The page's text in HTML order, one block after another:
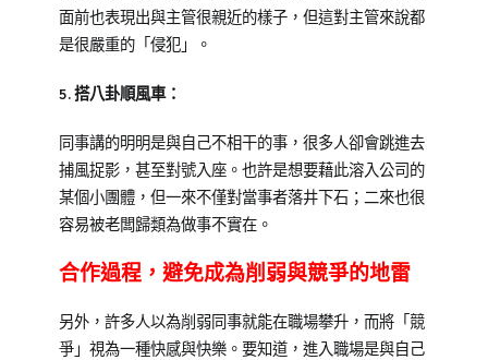
面前也表現出與主管很親近的樣子，但這對主管來說都
是很嚴重的「侵犯」。
5.搭八卦順風車：
同事講的明明是與自己不相干的事，很多人卻會跳進去
捕風捉影，甚至對號入座。也許是想要藉此溶入公司的
某個小團體，但一來不僅對當事者落井下石；二來也很
容易被老闆歸類為做事不實在。
合作過程，避免成為削弱與競爭的地雷
另外，許多人以為削弱同事就能在職場攀升，而將「競
爭」視為一種快感與快樂。要知道，進入職場是與自己